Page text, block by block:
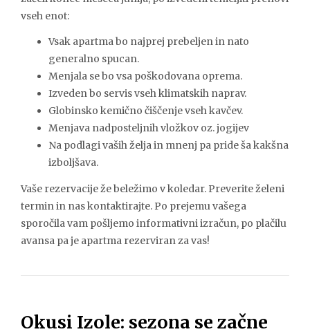
vseh enot:
Vsak apartma bo najprej prebeljen in nato
generalno spucan.
Menjala se bo vsa poškodovana oprema.
Izveden bo servis vseh klimatskih naprav.
Globinsko kemično čiščenje vseh kavčev.
Menjava nadposteljnih vložkov oz. jogijev
Na podlagi vaših želja in mnenj pa pride ša kakšna
izboljšava.
Vaše rezervacije že beležimo v koledar. Preverite želeni
termin in nas kontaktirajte. Po prejemu vašega
sporočila vam pošljemo informativni izračun, po plačilu
avansa pa je apartma rezerviran za vas!
Okusi Izole: sezona se začne